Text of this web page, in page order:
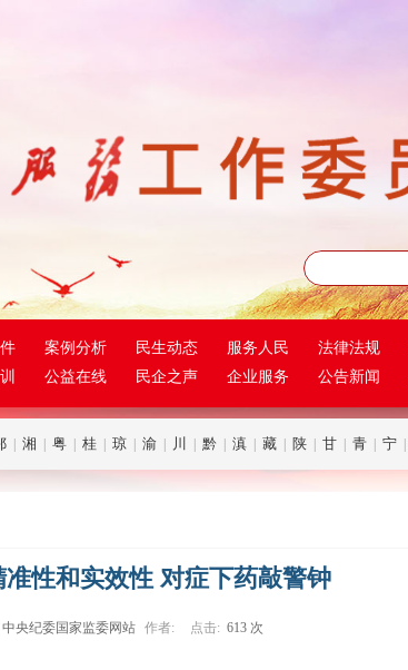
案例分析 民生动态 服务人民 法律法规
公益在线 民企之声 企业服务 公告新闻
| 湘 | 粤 | 桂 | 琼 | 渝 | 川 | 黔 | 滇 | 藏 | 陕 | 甘 | 青 | 宁 |
性和实效性 对症下药敲警钟
中央纪委国家监委网站 作者: 点击: 613 次